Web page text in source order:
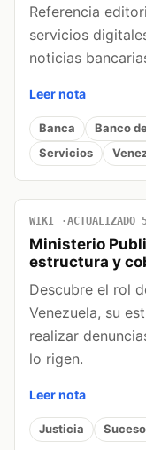
Referencia
servicios
noticias
Leer nota
Banca Banco
Servicios
WIKI ACTUALIZADO
Ministerio
estructura y
Descubre el rol
Venezuela, su
realizar
lo rigen.
Leer nota
Justicia